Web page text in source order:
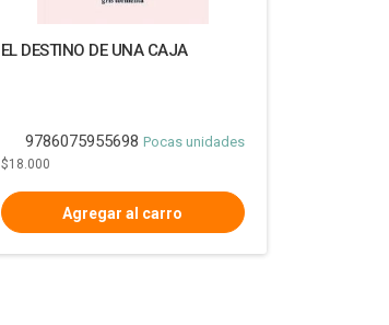
EL DESTINO DE UNA CAJA
9786075955698 Pocas unidades
$18.000